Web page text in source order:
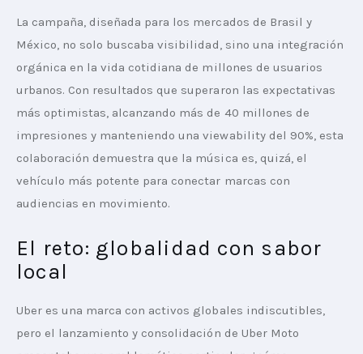
La campaña, diseñada para los mercados de Brasil y
México, no solo buscaba visibilidad, sino una integración
orgánica en la vida cotidiana de millones de usuarios
urbanos. Con resultados que superaron las expectativas
más optimistas, alcanzando más de 40 millones de
impresiones y manteniendo una viewability del 90%, esta
colaboración demuestra que la música es, quizá, el
vehículo más potente para conectar marcas con
audiencias en movimiento.
El reto: globalidad con sabor
local
Uber es una marca con activos globales indiscutibles,
pero el lanzamiento y consolidación de Uber Moto